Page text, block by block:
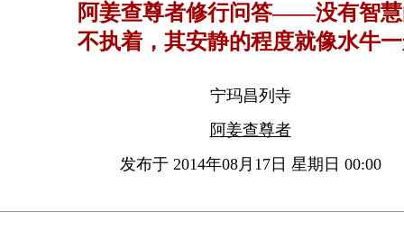
阿姜查尊者修行问答——没有智
不执着，其安静的程度就像水牛
宁玛昌列寺
阿姜查尊者
发布于 2014年08月17日 星期日 00:00